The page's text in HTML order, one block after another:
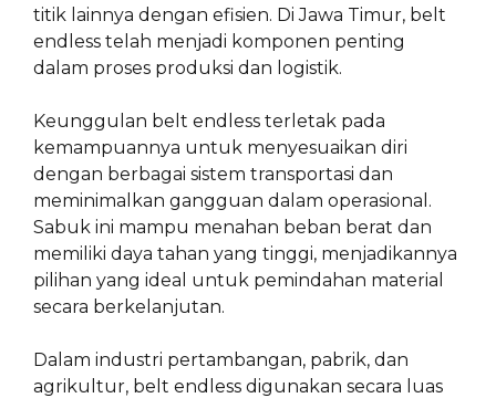
titik lainnya dengan efisien. Di Jawa Timur, belt
endless telah menjadi komponen penting
dalam proses produksi dan logistik.
Keunggulan belt endless terletak pada
kemampuannya untuk menyesuaikan diri
dengan berbagai sistem transportasi dan
meminimalkan gangguan dalam operasional.
Sabuk ini mampu menahan beban berat dan
memiliki daya tahan yang tinggi, menjadikannya
pilihan yang ideal untuk pemindahan material
secara berkelanjutan.
Dalam industri pertambangan, pabrik, dan
agrikultur, belt endless digunakan secara luas